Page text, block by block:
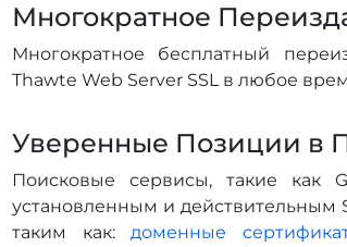
Многократное
Многократное бесплатный
Thawte Web Server SSL в любое
Уверенные Позиции в
Поисковые сервисы, такие как
установленным и действительным
таким как:доменные